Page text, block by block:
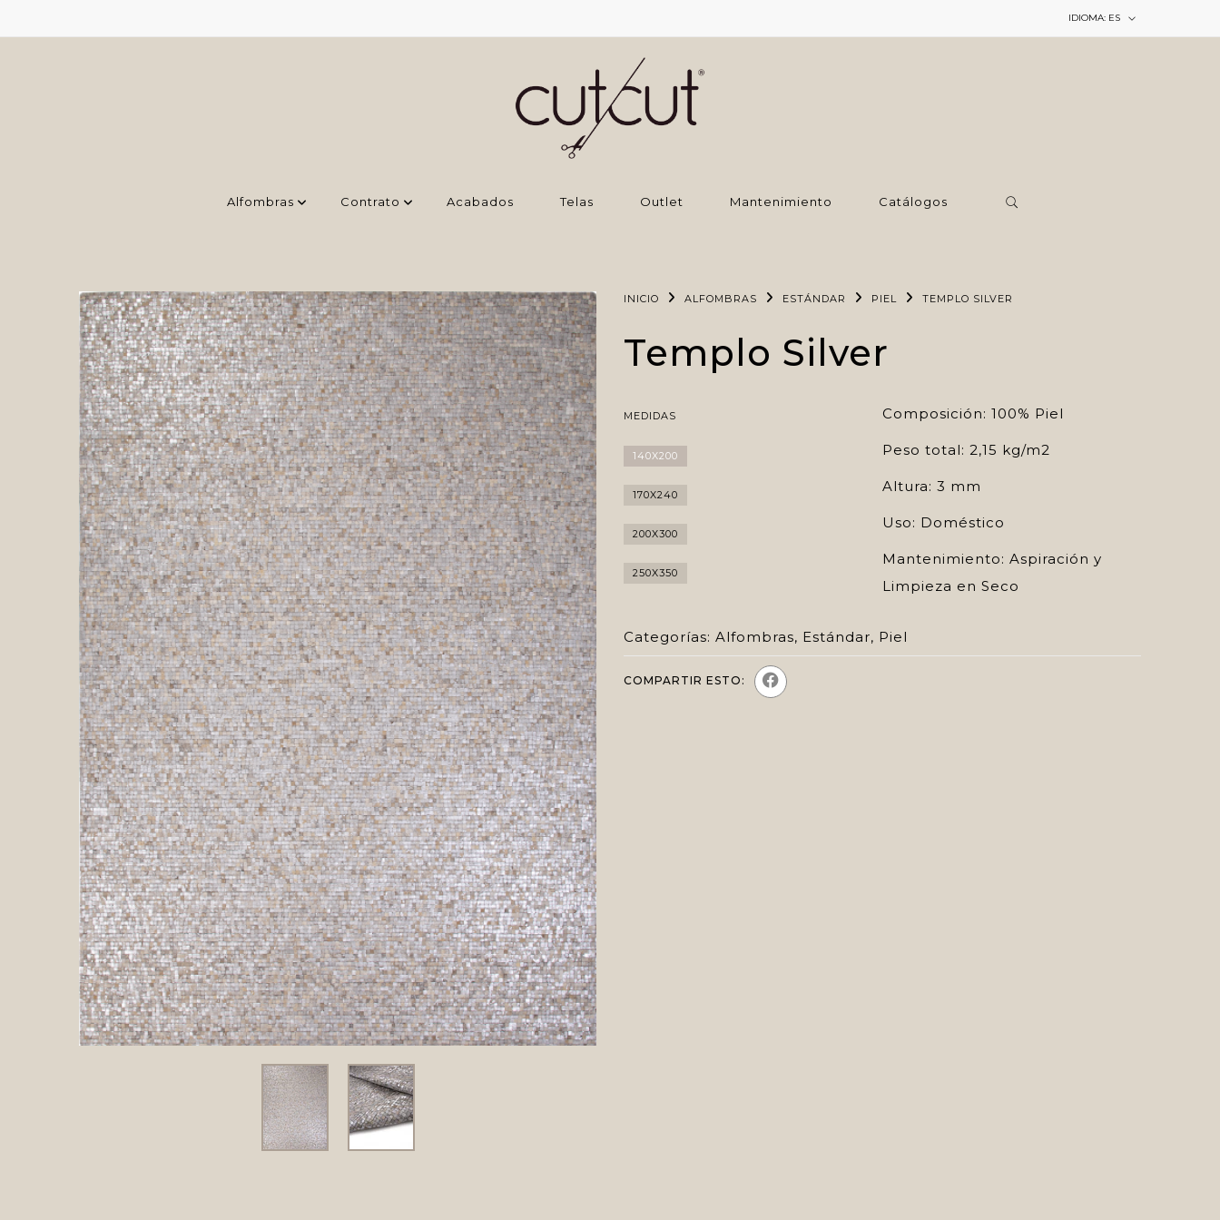
IDIOMA: ES
Alfombras Contrato Acabados Telas Outlet Mantenimiento Catálogos
INICIO ALFOMBRAS ESTÁNDAR PIEL TEMPLO SILVER
Templo Silver
MEDIDAS
140X200
170X240
200X300
250X350
Composición: 100% Piel
Peso total: 2,15 kg/m2
Altura: 3 mm
Uso: Doméstico
Mantenimiento: Aspiración y
Limpieza en Seco
Categorías: Alfombras, Estándar, Piel
COMPARTIR ESTO: